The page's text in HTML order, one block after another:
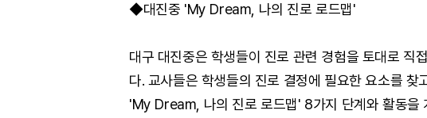
◆대진중 'My Dream, 나의 진로 로드맵'
대구 대진중은 학생들이 진로 관련 경험을 토대로 직
다. 교사들은 학생들의 진로 결정에 필요한 요소를
'My Dream, 나의 진로 로드맵' 8가지 단계와 활동을